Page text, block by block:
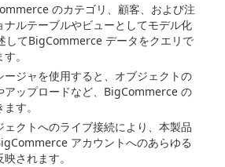
のカテゴリ、顧客、および注
ナルテーブルやビューとしてモデル化
してBigCommerce データをクエリで
。
ージャを使用すると、オブジェクトの
アップロードなど、BigCommerce の
す。
ェクトへのライブ接続により、本製品
アカウントへのあらゆる
されます。